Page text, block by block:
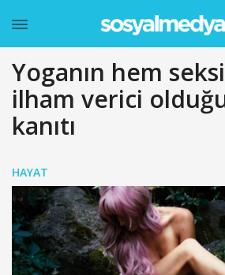
Yoganın hem
ilham verici
kanıtı
HAYAT